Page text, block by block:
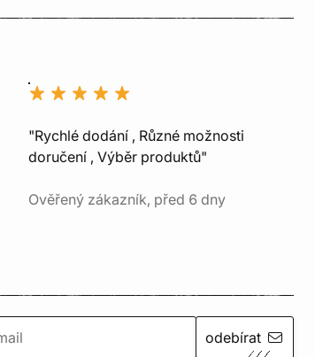
"Rychlé dodání , Různé možnosti
doručení , Výběr produktů"
Ověřený zákazník, před 6 dny
odebírat